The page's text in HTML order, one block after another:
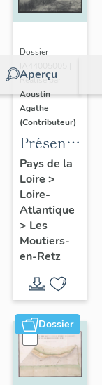
Aperçu
Dossier
Réalisé par
Aoustin
Agathe
(Contributeur)
de la
commune
des
Moutiers-
en-Retz
Pays de la
Loire >
Loire-
Atlantique
> Les
Moutiers-
en-Retz
Dossier